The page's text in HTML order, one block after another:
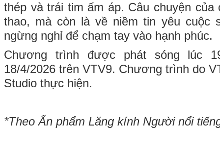
thép và trái tim ấm áp. Câu chuyện của
thao, mà còn là về niềm tin yêu cuộc
ngừng nghỉ để chạm tay vào hạnh phúc.
Chương trình được phát sóng lúc
18/4/2026 trên VTV9. Chương trình do
Studio thực hiện.
*Theo Ấn phẩm Lăng kính Người nổi